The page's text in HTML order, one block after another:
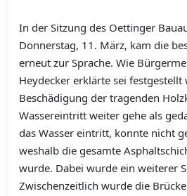
In der Sitzung des Oettinger
Donnerstag, 11. März, kam die
erneut zur Sprache. Wie
Heydecker erklärte sei festgestellt
Beschädigung der tragenden
Wassereintritt weiter gehe als
das Wasser eintritt, konnte nicht
weshalb die gesamte
wurde. Dabei wurde ein weiterer
Zwischenzeitlich wurde die